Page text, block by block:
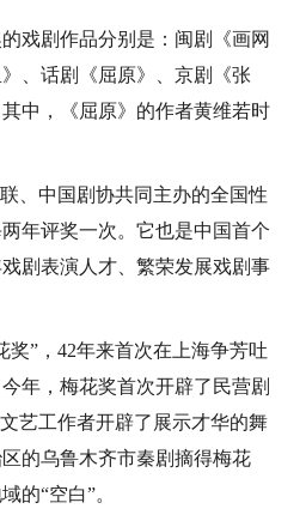
剧作品分别是：闽剧《画网
、话剧《屈原》、京剧《张
中，《屈原》的作者黄维若时
中国剧协共同主办的全国性
年评奖一次。它也是中国首个
剧表演人才、繁荣发展戏剧事
”，42年来首次在上海争芳吐
年，梅花奖首次开辟了民营剧
艺工作者开辟了展示才华的舞
的乌鲁木齐市秦剧摘得梅花
的“空白”。